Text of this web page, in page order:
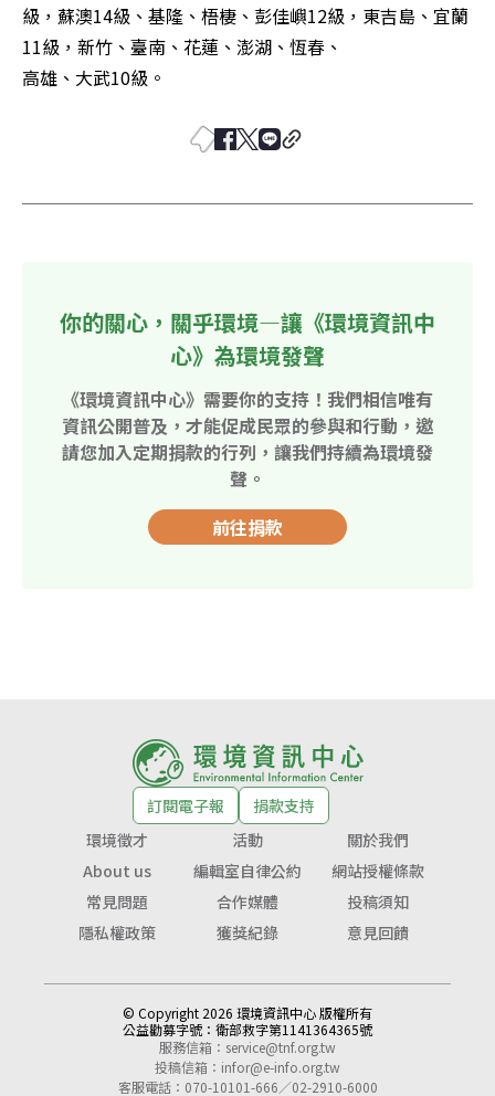
級，蘇澳14級、基隆、梧棲、彭佳嶼12級，東吉島、宜蘭
11級，新竹、臺南、花蓮、澎湖、恆春、
高雄、大武10級。
你的關心，關乎環境—讓《環境資訊中
心》為環境發聲
《環境資訊中心》需要你的支持！我們相信唯有
資訊公開普及，才能促成民眾的參與和行動，邀
請您加入定期捐款的行列，讓我們持續為環境發
聲。
前往捐款
訂閱電子報
捐款支持
環境徵才
活動
關於我們
About us
編輯室自律公約
網站授權條款
常見問題
合作媒體
投稿須知
隱私權政策
獲獎紀錄 意見回饋
© Copyright 2026 環境資訊中心 版權所有
公益勸募字號： 衛部救字第1141364365號
服務信箱： service@tnf.org.tw
投稿信箱： infor@e-info.org.tw
客服電話：070-10101-666／02-2910-6000